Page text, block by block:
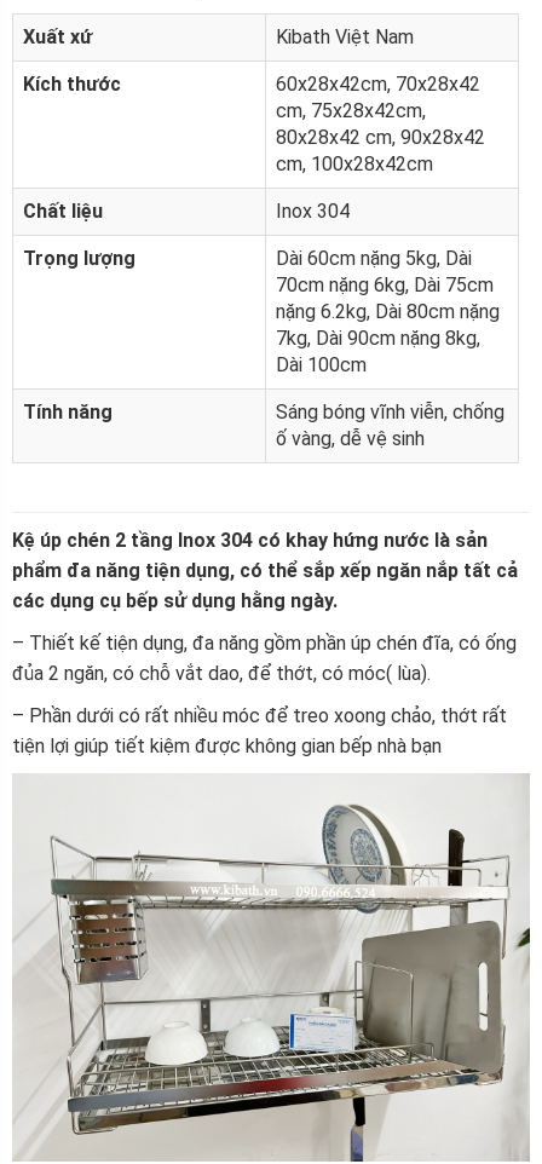
Xuất xứ Kibath Việt Nam
Kích thước
60x28x42cm, 70x28x42
cm, 75x28x42cm,
80x28x42 cm, 90x28x42
cm, 100x28x42cm
Chất liệu Inox 304
Trọng lượng
Dài 60cm nặng 5kg, Dài
70cm nặng 6kg, Dài 75cm
nặng 6.2kg, Dài 80cm nặng
7kg, Dài 90cm nặng 8kg,
Dài 100cm
Tính năng
Sáng bóng vĩnh viễn, chống
ố vàng, dễ vệ sinh
Kệ úp chén 2 tầng Inox 304 có khay hứng nước là sản
phẩm đa năng tiện dụng, có thể sắp xếp ngăn nắp tất cả
các dụng cụ bếp sử dụng hằng ngày.
– Thiết kế tiện dụng, đa năng gồm phần úp chén đĩa, có ống
đủa 2 ngăn, có chỗ vắt dao, để thớt, có móc( lùa).
– Phần dưới có rất nhiều móc để treo xoong chảo, thớt rất
tiện lợi giúp tiết kiệm được không gian bếp nhà bạn